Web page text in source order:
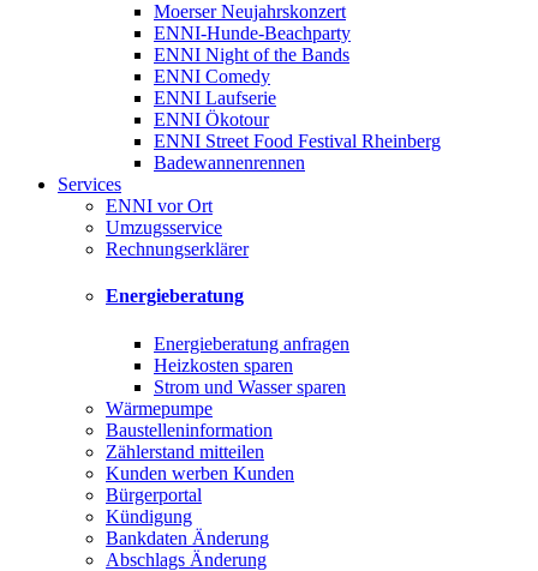
Moerser Neujahrskonzert
ENNI-Hunde-Beachparty
ENNI Night of the Bands
ENNI Comedy
ENNI Laufserie
ENNI Ökotour
ENNI Street Food Festival Rheinberg
Badewannenrennen
Services
ENNI vor Ort
Umzugsservice
Rechnungserklärer
Energieberatung
Energieberatung anfragen
Heizkosten sparen
Strom und Wasser sparen
Wärmepumpe
Baustelleninformation
Zählerstand mitteilen
Kunden werben Kunden
Bürgerportal
Kündigung
Bankdaten Änderung
Abschlags Änderung